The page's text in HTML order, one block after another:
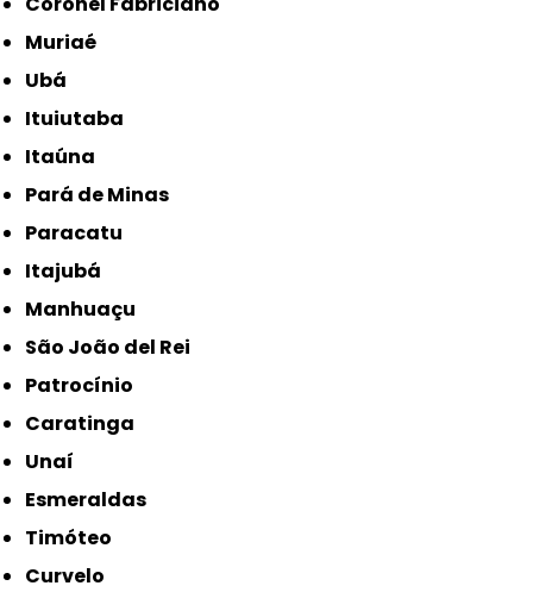
Muriaé
Ubá
Ituiutaba
Itaúna
Pará de Minas
Paracatu
Itajubá
Manhuaçu
São João del Rei
Patrocínio
Caratinga
Unaí
Esmeraldas
Timóteo
Curvelo